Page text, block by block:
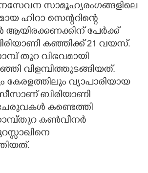
സാമൂഹ്യരംഗങ്ങളിലെ
ഹിറാ സെന്ററിന്റെ
ആയിരക്കണക്കിന് പേർക്ക്
കഞ്ഞിക്ക് 21 വയസ്.
തുറ വിഭവമായി
വിളമ്പിത്തുടങ്ങിയത്.
വ്യാപാരിയായ
ബിരിയാണി
കണ്ടെത്തി
കൺവീനർ